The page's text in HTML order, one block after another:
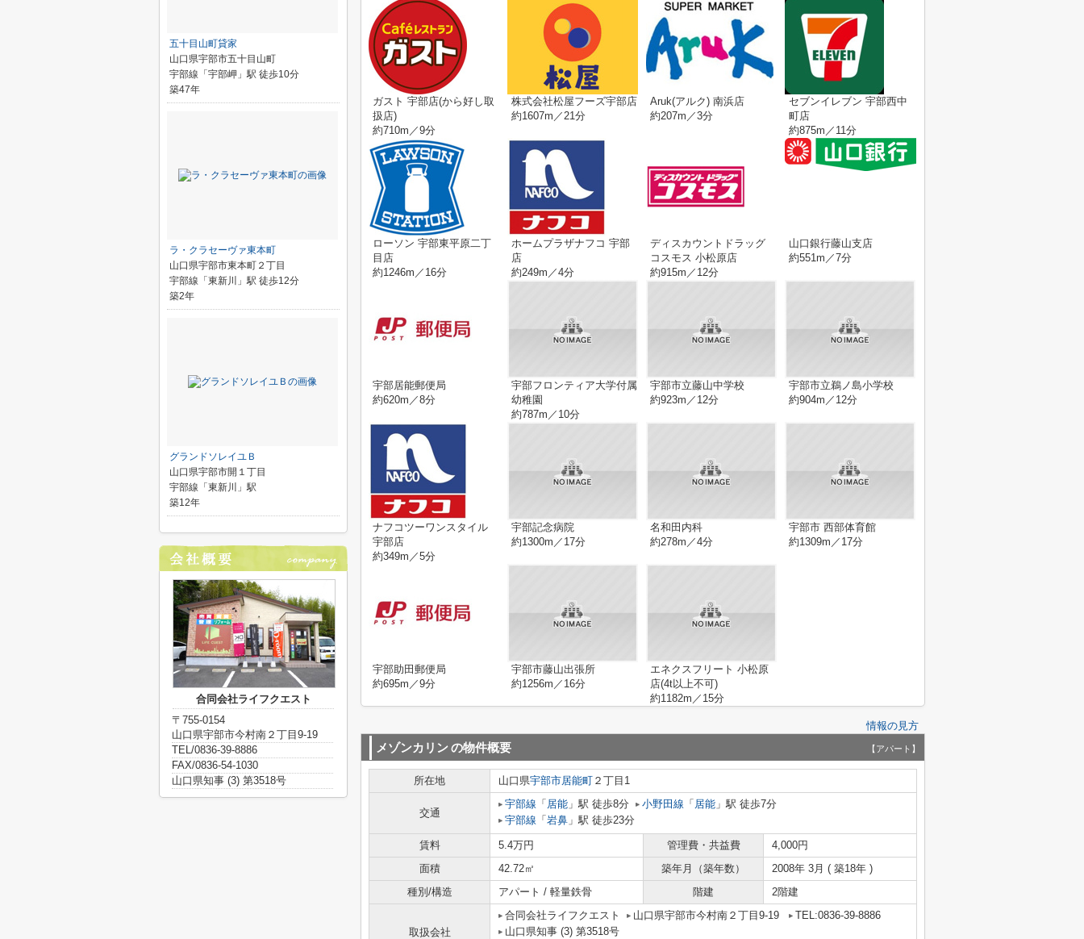
ガスト 宇部店(から好し取
扱店)
約710m／9分
株式会社松屋フーズ宇部店
約1607m／21分
Aruk(アルク) 南浜店
約207m／3分
セブンイレブン 宇部西中
町店
約875m／11分
ローソン 宇部東平原二丁
目店
約1246m／16分
ホームプラザナフコ 宇部
店
約249m／4分
ディスカウントドラッグ
コスモス 小松原店
約915m／12分
山口銀行藤山支店
約551m／7分
宇部居能郵便局
約620m／8分
宇部フロンティア大学付属
幼稚園
約787m／10分
宇部市立藤山中学校
約923m／12分
宇部市立鵜ノ島小学校
約904m／12分
ナフコツーワンスタイル
宇部店
約349m／5分
宇部記念病院
約1300m／17分
名和田内科
約278m／4分
宇部市 西部体育館
約1309m／17分
宇部助田郵便局
約695m／9分
宇部市藤山出張所
約1256m／16分
エネクスフリート 小松原
店(4t以上不可)
約1182m／15分
情報の見方
メゾンカリンの物件概要 【アパート】
所在地 山口県宇部市居能町 ２丁目1
交通
宇部線 「 居能 」駅 徒歩8分 小野田線 「 居能 」駅 徒歩7分
宇部線 「 岩鼻 」駅 徒歩23分
賃料 5.4万円 管理費・共益費
4,000円
面積
42.72㎡ 築年月（築年数）
2008年 3月 ( 築18年 )
種別/構造
アパート / 軽量鉄骨 階建 2階建
取扱会社
合同会社ライフクエスト 山口県宇部市今村南２丁目9-19
TEL:0836-39-8886
山口県知事 (3) 第3518号
五十目山町貸家
山口県宇部市五十目山町
宇部線「宇部岬」駅 徒歩10分
築47年
ラ・クラセーヴァ東本町
山口県宇部市東本町２丁目
宇部線「東新川」駅 徒歩12分
築2年
グランドソレイユＢ
山口県宇部市開１丁目
宇部線「東新川」駅
築12年
合同会社ライフクエスト
〒755-0154
山口県宇部市今村南２丁目9-19
TEL/0836-39-8886
FAX/0836-54-1030
山口県知事 (3) 第3518号